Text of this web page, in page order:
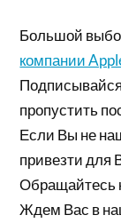
Большой
компании
пропустить
Если Вы не
привезти для
Обращайтесь
Ждем Вас в